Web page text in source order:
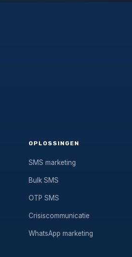
OPLOSSINGEN
SMS marketing
Bulk SMS
OTP SMS
Crisiscommunicatie
WhatsApp marketing